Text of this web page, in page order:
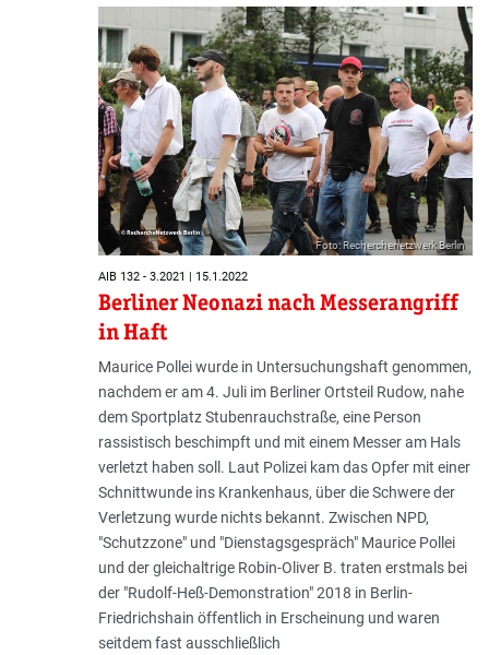
Foto: Recherchenetzwerk Berlin
AIB 132 - 3.2021 | 15.1.2022
Berliner Neonazi nach Messerangriff
in Haft
Maurice Pollei wurde in Untersuchungshaft genommen,
nachdem er am 4. Juli im Berliner Ortsteil Rudow, nahe
dem Sportplatz Stubenrauchstraße, eine Person
rassistisch beschimpft und mit einem Messer am Hals
verletzt haben soll. Laut Polizei kam das Opfer mit einer
Schnittwunde ins Krankenhaus, über die Schwere der
Verletzung wurde nichts bekannt. Zwischen NPD,
"Schutzzone" und "Dienstagsgespräch" Maurice Pollei
und der gleichaltrige Robin-Oliver B. traten erstmals bei
der "Rudolf-Heß-Demonstration" 2018 in Berlin-
Friedrichshain öffentlich in Erscheinung und waren
seitdem fast ausschließlich